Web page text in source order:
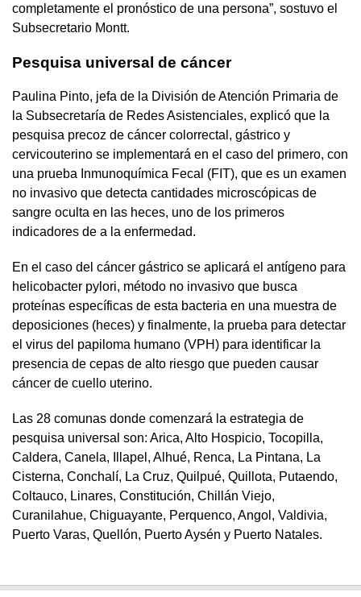
completamente el pronóstico de una persona”, sostuvo el
Subsecretario Montt.
Pesquisa universal de cáncer
Paulina Pinto, jefa de la División de Atención Primaria de
la Subsecretaría de Redes Asistenciales, explicó que la
pesquisa precoz de cáncer colorrectal, gástrico y
cervicouterino se implementará en el caso del primero, con
una prueba Inmunoquímica Fecal (FIT), que es un examen
no invasivo que detecta cantidades microscópicas de
sangre oculta en las heces, uno de los primeros
indicadores de a la enfermedad.
En el caso del cáncer gástrico se aplicará el antígeno para
helicobacter pylori, método no invasivo que busca
proteínas específicas de esta bacteria en una muestra de
deposiciones (heces) y finalmente, la prueba para detectar
el virus del papiloma humano (VPH) para identificar la
presencia de cepas de alto riesgo que pueden causar
cáncer de cuello uterino.
Las 28 comunas donde comenzará la estrategia de
pesquisa universal son: Arica, Alto Hospicio, Tocopilla,
Caldera, Canela, Illapel, Alhué, Renca, La Pintana, La
Cisterna, Conchalí, La Cruz, Quilpué, Quillota, Putaendo,
Coltauco, Linares, Constitución, Chillán Viejo,
Curanilahue, Chiguayante, Perquenco, Angol, Valdivia,
Puerto Varas, Quellón, Puerto Aysén y Puerto Natales.